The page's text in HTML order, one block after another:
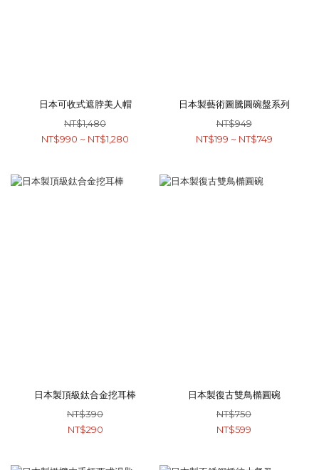
日本可收式遮脖美人帽
NT$1,480
NT$990 ~ NT$1,280
日本製藝術圖騰圓碗盤系列
NT$949
NT$199 ~ NT$749
日本製頂級鈦合金挖耳棒
NT$390
NT$290
日本製復古雙鳥橢圓碗
NT$750
NT$599